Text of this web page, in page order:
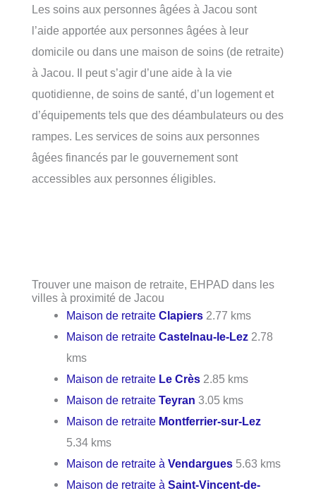
Les soins aux personnes âgées à Jacou sont
l’aide apportée aux personnes âgées à leur
domicile ou dans une maison de soins (de retraite)
à Jacou. Il peut s’agir d’une aide à la vie
quotidienne, de soins de santé, d’un logement et
d’équipements tels que des déambulateurs ou des
rampes. Les services de soins aux personnes
âgées financés par le gouvernement sont
accessibles aux personnes éligibles.
Trouver une maison de retraite, EHPAD dans les
villes à proximité de Jacou
Maison de retraiteClapiers 2.77 kms
Maison de retraiteCastelnau-le-Lez 2.78
kms
Maison de retraite Le Crès 2.85 kms
Maison de retraiteTeyran 3.05 kms
Maison de retraite Montferrier-sur-Lez
5.34 kms
Maison de retraite àVendargues 5.63 kms
Maison de retraite àSaint-Vincent-de-